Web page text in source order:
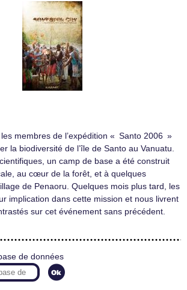
membres de l’expédition « Santo 2006 »
la biodiversité de l’île de Santo au Vanuatu.
un camp de base a été construit
au cœur de la forêt, et à quelques
de Penaoru. Quelques mois plus tard, les
implication dans cette mission et nous livrent
sur cet événement sans précédent.
de données